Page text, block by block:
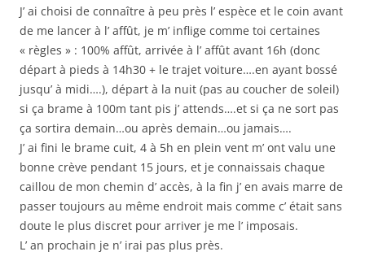
J’ ai choisi de connaître à peu près l’ espèce et le coin avant
de me lancer à l’ affût, je m’ inflige comme toi certaines
« règles » : 100% affût, arrivée à l’ affût avant 16h (donc
départ à pieds à 14h30 + le trajet voiture….en ayant bossé
jusqu’ à midi….), départ à la nuit (pas au coucher de soleil)
si ça brame à 100m tant pis j’ attends….et si ça ne sort pas
ça sortira demain…ou après demain…ou jamais….
J’ ai fini le brame cuit, 4 à 5h en plein vent m’ ont valu une
bonne crève pendant 15 jours, et je connaissais chaque
caillou de mon chemin d’ accès, à la fin j’ en avais marre de
passer toujours au même endroit mais comme c’ était sans
doute le plus discret pour arriver je me l’ imposais.
L’ an prochain je n’ irai pas plus près.